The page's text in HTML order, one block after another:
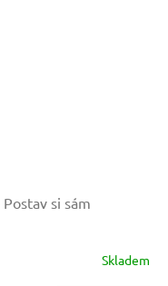
Postav si sám
Skladem